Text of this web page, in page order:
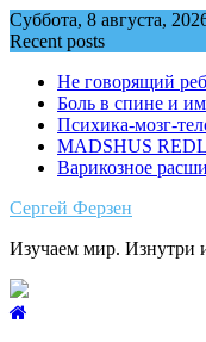
Skip
to
Суббота, 8 августа,
Recent posts
Не говорящий
Боль в спине и
Психика-мозг-
MADSHUS
Варикозное
Сергей Ферзен
Изучаем мир. Изнутри